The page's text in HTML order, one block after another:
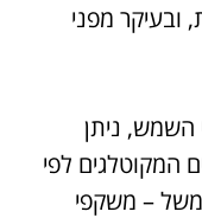
מפני
ניתן
המקוטלגים לפי
– משקפי